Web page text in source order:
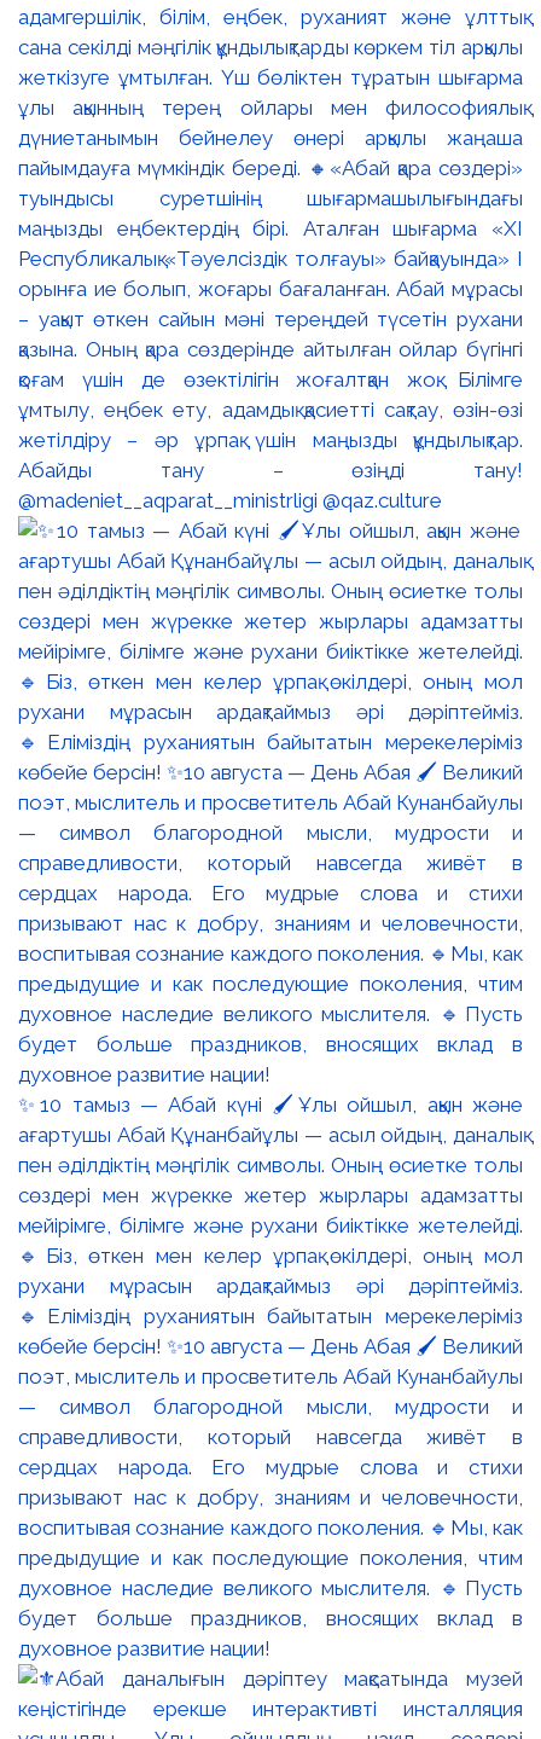
адамгершілік, білім, еңбек, руханият және ұлттық
сана секілді мәңгілік құндылықтарды көркем тіл арқылы
жеткізуге ұмтылған. Үш бөліктен тұратын шығарма
ұлы ақынның терең ойлары мен философиялық
дүниетанымын бейнелеу өнері арқылы жаңаша
пайымдауға мүмкіндік береді. 🔸«Абай қара сөздері»
туындысы суретшінің шығармашылығындағы
маңызды еңбектердің бірі. Аталған шығарма «XI
Республикалық «Тәуелсіздік толғауы» байқауында» І
орынға ие болып, жоғары бағаланған. Абай мұрасы
– уақыт өткен сайын мәні тереңдей түсетін рухани
қазына. Оның қара сөздерінде айтылған ойлар бүгінгі
қоғам үшін де өзектілігін жоғалтқан жоқ. Білімге
ұмтылу, еңбек ету, адамдық қасиетті сақтау, өзін-өзі
жетілдіру – әр ұрпақ үшін маңызды құндылықтар.
Абайды тану – өзіңді тану!
@madeniet__aqparat__ministrligi @qaz.culture
✨10 тамыз — Абай күні 🖌️Ұлы ойшыл, ақын және
ағартушы Абай Құнанбайұлы — асыл ойдың, даналық
пен әділдіктің мәңгілік символы. Оның өсиетке толы
сөздері мен жүрекке жетер жырлары адамзатты
мейірімге, білімге және рухани биіктікке жетелейді.
🔹Біз, өткен мен келер ұрпақ өкілдері, оның мол
рухани мұрасын ардақтаймыз әрі дәріптейміз.
🔹Еліміздің руханиятын байытатын мерекелеріміз
көбейе берсін! ✨10 августа — День Абая 🖌️ Великий
поэт, мыслитель и просветитель Абай Кунанбайулы
— символ благородной мысли, мудрости и
справедливости, который навсегда живёт в
сердцах народа. Его мудрые слова и стихи
призывают нас к добру, знаниям и человечности,
воспитывая сознание каждого поколения. 🔹Мы, как
предыдущие и как последующие поколения, чтим
духовное наследие великого мыслителя. 🔹Пусть
будет больше праздников, вносящих вклад в
духовное развитие нации!